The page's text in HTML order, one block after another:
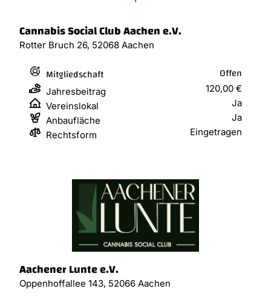
Cannabis Social Club Aachen e.V.
Rotter Bruch 26, 52068 Aachen
Mitgliedschaft Offen
Jahresbeitrag
120,00 €
Vereinslokal
Ja
Anbaufläche
Ja
Rechtsform
Eingetragen
Aachener Lunte e.V.
Oppenhoffallee 143, 52066 Aachen